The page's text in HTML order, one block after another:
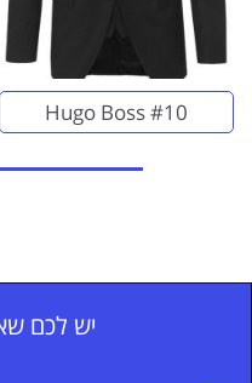
Hugo Boss #10
יש לכם